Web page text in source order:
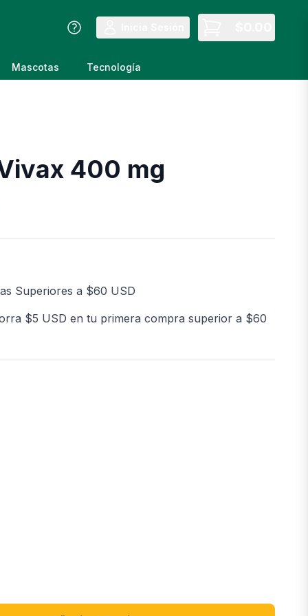
Mascotas Tecnología
400 mg
Superiores a $60 USD
$5 USD en tu primera compra superior a $60